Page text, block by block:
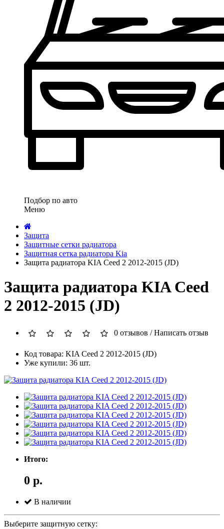
Подбор по авто
Меню
Защита
Защитные сетки радиатора
Защитная сетка радиатора Kia
Защита радиатора KIA Ceed 2 2012-2015 (JD)
Защита радиатора KIA Ceed
2 2012-2015 (JD)
0 отзывов /Написать отзыв
Код товара: KIA Ceed 2 2012-2015 (JD)
Уже купили: 36 шт.
Итого:
0 р.
В наличии
Выберите защитную сетку: